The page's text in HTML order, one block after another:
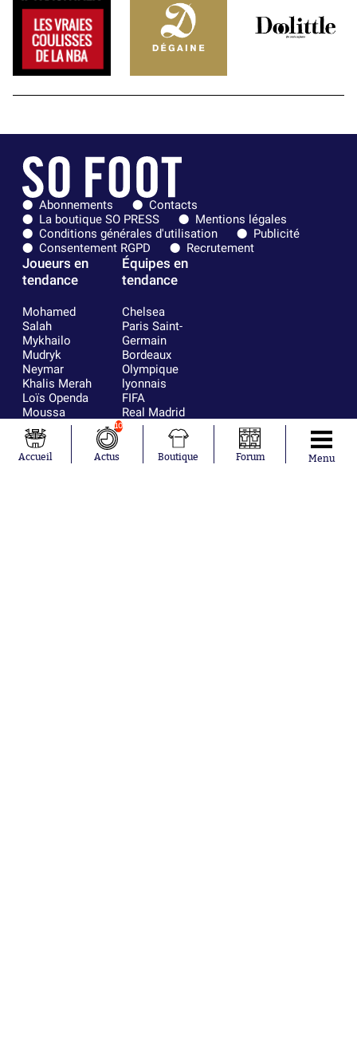
Abonnements
Contacts
La boutique SO PRESS
Mentions légales
Conditions générales d'utilisation
Publicité
Consentement RGPD
Recrutement
Joueurs en
tendance
Mohamed
Salah
Mykhailo
Mudryk
Neymar
Khalis Merah
Loïs Openda
Moussa
Niakhaté
Nicolás
Tagliafico
Équipes en
tendance
Chelsea
Paris Saint-
Germain
Bordeaux
Olympique
lyonnais
FIFA
Real Madrid
RC Strasbourg
AC Milan
Accueil
10
Actus Boutique Forum Menu